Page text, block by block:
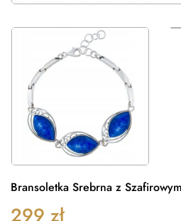
Bransoletka Srebrna z
299 zł